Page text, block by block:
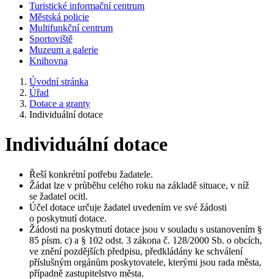
Turistické informační centrum
Městská policie
Multifunkční centrum
Sportoviště
Muzeum a galerie
Knihovna
Úvodní stránka
Úřad
Dotace a granty
Individuální dotace
Individuální dotace
Řeší konkrétní potřebu žadatele.
Žádat lze v průběhu celého roku na základě situace, v níž
se žadatel ocitl.
Účel dotace určuje žadatel uvedením ve své žádosti
o poskytnutí dotace.
Žádosti na poskytnutí dotace jsou v souladu s ustanovením §
85 písm. c) a § 102 odst. 3 zákona č. 128/2000 Sb. o obcích,
ve znění pozdějších předpisu, předkládány ke schválení
příslušným orgánům poskytovatele, kterými jsou rada města,
případně zastupitelstvo města.